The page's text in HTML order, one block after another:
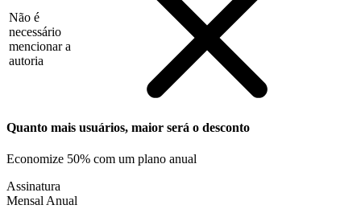
Não é
necessário
mencionar a
autoria
Quanto mais usuários, maior será o desconto
Economize 50% com um plano anual
Assinatura
Mensal Anual